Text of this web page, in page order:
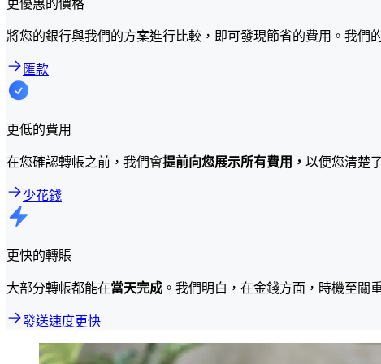
將您的銀行與我們的方案進行比較，即可發現節省的費用。我們
匯款
更低的費用
在您確認轉帳之前，我們會提前向您展示所有費用， 以便您清楚
少花錢
更快的轉賬
大部分轉帳都能在當天完成 。我們明白，在金錢方面，時機至關
發送速度更快